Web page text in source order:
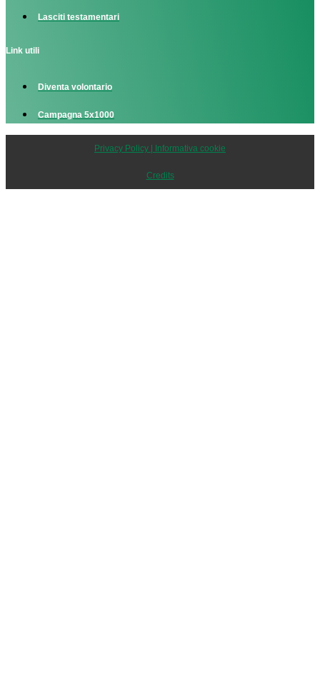
Lasciti testamentari
Link utili
Diventa volontario
Campagna 5x1000
Privacy Policy | Informativa cookie
Credits